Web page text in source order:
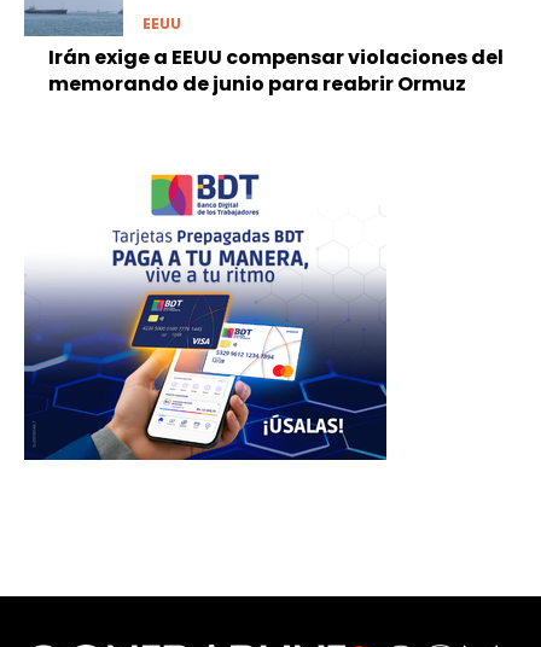
EEUU
Irán exige a EEUU compensar violaciones del
memorando de junio para reabrir Ormuz